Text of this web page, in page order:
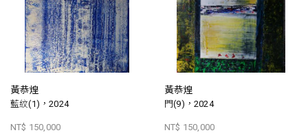
黃恭煌
藍紋(1)，2024
NT$ 150,000
黃恭煌
門(9)，2024
NT$ 150,000